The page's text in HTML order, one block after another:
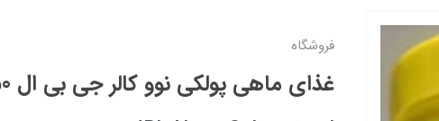
فروشگاه
غذای ماهی پولکی نوو کالر جی بی ال 250 میل